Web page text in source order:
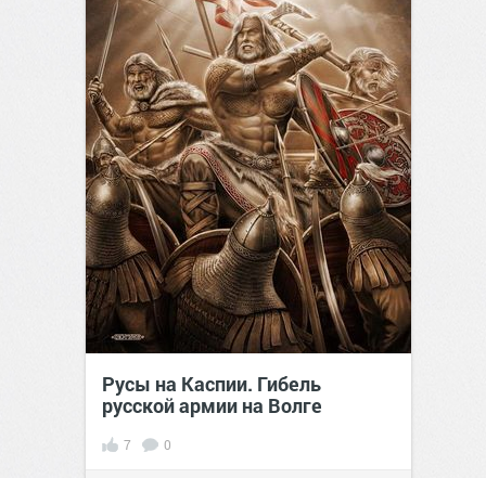
Русы на Каспии. Гибель
русской армии на Волге
7 0